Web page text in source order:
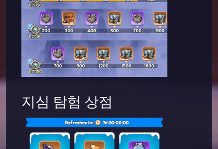
지심 탐험 상점